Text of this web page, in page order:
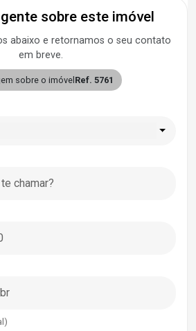
sobre este imóvel
abaixo e retornamos o seu contato
em breve.
sobre o imóvel Ref. 5761